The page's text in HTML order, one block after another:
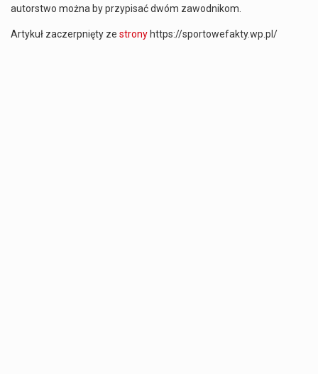
autorstwo można by przypisać dwóm zawodnikom.
Artykuł zaczerpnięty ze strony https://sportowefakty.wp.pl/